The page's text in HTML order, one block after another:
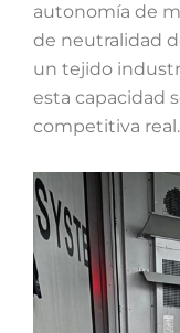
autonomía de
de neutralidad
un tejido
esta capacidad
competitiva real.